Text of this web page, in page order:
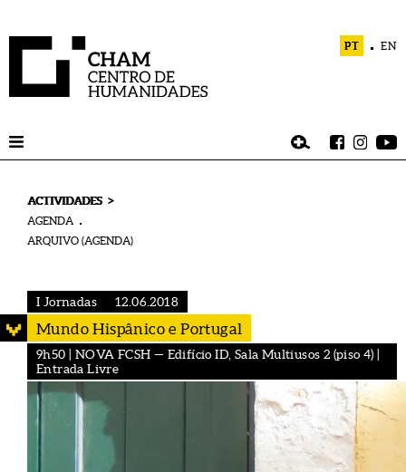
PT EN
ACTIVIDADES >
AGENDA
ARQUIVO (AGENDA)
I Jornadas 12.06.2018
Mundo Hispânico e Portugal
9h50 | NOVA FCSH — Edifício ID, Sala Multiusos 2 (piso 4) |
Entrada Livre